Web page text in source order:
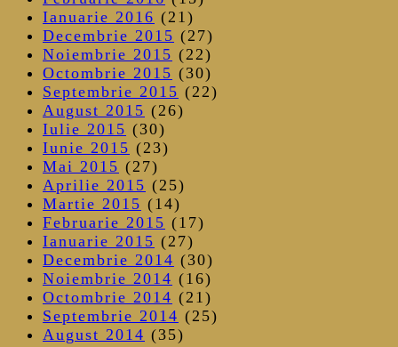
Ianuarie 2016 (21)
Decembrie 2015 (27)
Noiembrie 2015 (22)
Octombrie 2015 (30)
Septembrie 2015 (22)
August 2015 (26)
Iulie 2015 (30)
Iunie 2015 (23)
Mai 2015 (27)
Aprilie 2015 (25)
Martie 2015 (14)
Februarie 2015 (17)
Ianuarie 2015 (27)
Decembrie 2014 (30)
Noiembrie 2014 (16)
Octombrie 2014 (21)
Septembrie 2014 (25)
August 2014 (35)